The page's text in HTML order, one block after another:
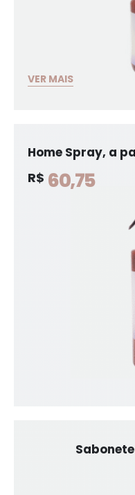
VER MAIS
Home Spray, a
R$ 60,75